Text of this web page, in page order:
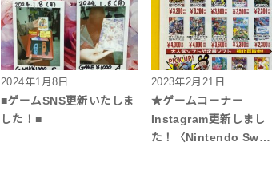
2024年1月8日
■ゲームSNS更新いたしま
した！■
2023年2月21日
★ゲームコーナー
Instagram更新しまし
た！〈Nintendo Sw…